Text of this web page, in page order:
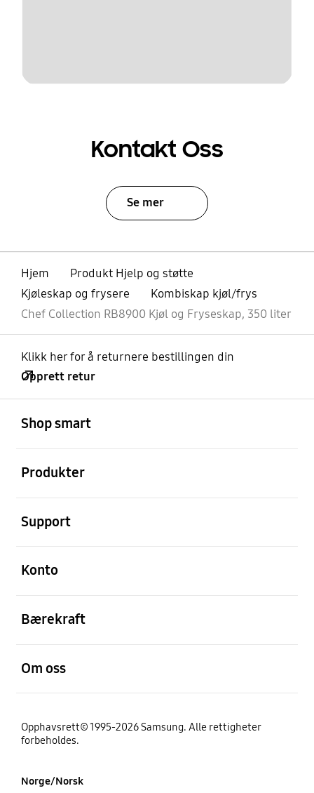
Kontakt Oss
Se mer
Hjem
Produkt Hjelp og støtte
Kjøleskap og frysere
Kombiskap kjøl/frys
Chef Collection RB8900 Kjøl og Fryseskap, 350 liter
Klikk her for å returnere bestillingen din
Opprett retur
Shop smart
Produkter
Support
Konto
Bærekraft
Om oss
Opphavsrett© 1995-2026 Samsung. Alle rettigheter
forbeholdes.
Norge/Norsk